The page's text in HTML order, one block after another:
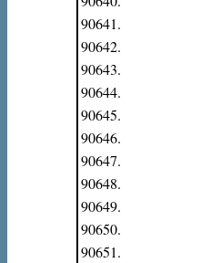
90641.
90642.
90643.
90644.
90645.
90646.
90647.
90648.
90649.
90650.
90651.